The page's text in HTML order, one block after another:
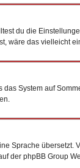
du die
wäre das vielleicht
System auf
Sprache
der phpBB Group